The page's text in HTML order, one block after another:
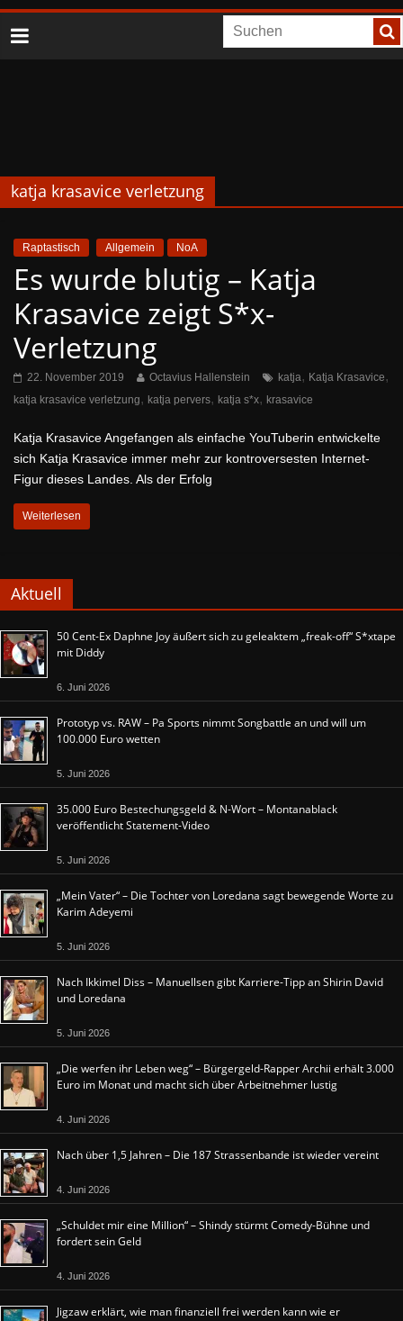
katja krasavice verletzung
Raptastisch Allgemein NoA
Es wurde blutig – Katja
Krasavice zeigt S*x-
Verletzung
22. November 2019 Octavius Hallenstein katja, Katja Krasavice,
katja krasavice verletzung, katja pervers, katja s*x, krasavice
Katja Krasavice Angefangen als einfache YouTuberin entwickelte
sich Katja Krasavice immer mehr zur kontroversesten Internet-
Figur dieses Landes. Als der Erfolg
Weiterlesen
Aktuell
50 Cent-Ex Daphne Joy äußert sich zu geleaktem „freak-off“ S*xtape
mit Diddy
6. Juni 2026
Prototyp vs. RAW – Pa Sports nimmt Songbattle an und will um
100.000 Euro wetten
5. Juni 2026
35.000 Euro Bestechungsgeld & N-Wort – Montanablack
veröffentlicht Statement-Video
5. Juni 2026
„Mein Vater“ – Die Tochter von Loredana sagt bewegende Worte zu
Karim Adeyemi
5. Juni 2026
Nach Ikkimel Diss – Manuellsen gibt Karriere-Tipp an Shirin David
und Loredana
5. Juni 2026
„Die werfen ihr Leben weg“ – Bürgergeld-Rapper Archii erhält 3.000
Euro im Monat und macht sich über Arbeitnehmer lustig
4. Juni 2026
Nach über 1,5 Jahren – Die 187 Strassenbande ist wieder vereint
4. Juni 2026
„Schuldet mir eine Million“ – Shindy stürmt Comedy-Bühne und
fordert sein Geld
4. Juni 2026
Jigzaw erklärt, wie man finanziell frei werden kann wie er